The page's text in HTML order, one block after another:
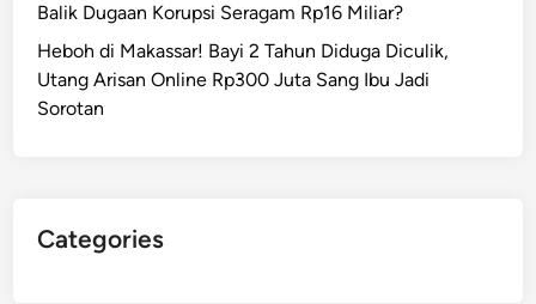
Balik Dugaan Korupsi Seragam Rp16 Miliar?
Heboh di Makassar! Bayi 2 Tahun Diduga Diculik,
Utang Arisan Online Rp300 Juta Sang Ibu Jadi
Sorotan
Categories